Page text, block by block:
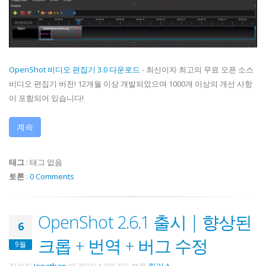
OpenShot 비디오 편집기 3.0 다운로드 - 최신이자 최고의 무료 오픈 소스
비디오 편집기 버전! 12개월 이상 개발되었으며 1000개 이상의 개선 사항
이 포함되어 있습니다!
계속
태그 : 태그 없음
토론 : 0 Comments
6
9월
OpenShot 2.6.1 출시 | 향상된
크롭 + 번역 + 버그 수정